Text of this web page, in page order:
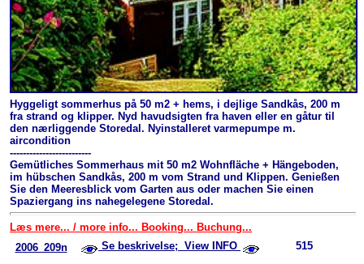
Hyggeligt sommerhus på 50 m2 + hems, i dejlige Sandkås, 200 m
fra strand og klipper. Nyd havudsigten fra haven eller en gåtur til
den nærliggende Storedal. Nyinstalleret varmepumpe m.
aircondition
-------------------------
Gemütliches Sommerhaus mit 50 m2 Wohnfläche + Hängeboden,
im hübschen Sandkås, 200 m vom Strand und Klippen. Genießen
Sie den Meeresblick vom Garten aus oder machen Sie einen
Spaziergang ins nahegelegene Storedal.
Læs mere... / more info... Booking... Buchung...
2006_209n
Se beskrivelse; View INFO 515